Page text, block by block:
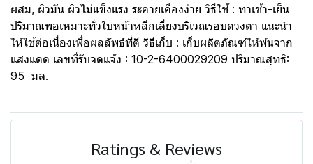
ผสม, ผิวมัน ผิวไม่แข็งแรง ระคายเคืองง่าย วิธีใช้ : ทาเช้า-เย็น
ปริมาณพอเหมาะทั่วใบหน้าหลีกเลี่ยงบริเวณรอบดวงตา แนะนำ
ให้ใช้ต่อเนื่องเพื่อผลลัพธ์ที่ดี วิธีเก็บ : เก็บผลิตภัณฑ์ให้พ้นจาก
แสงแดด เลขที่รับจดแจ้ง : 10-2-6400029209 ปริมาณสุทธิ:
95 มล.
Ratings & Reviews